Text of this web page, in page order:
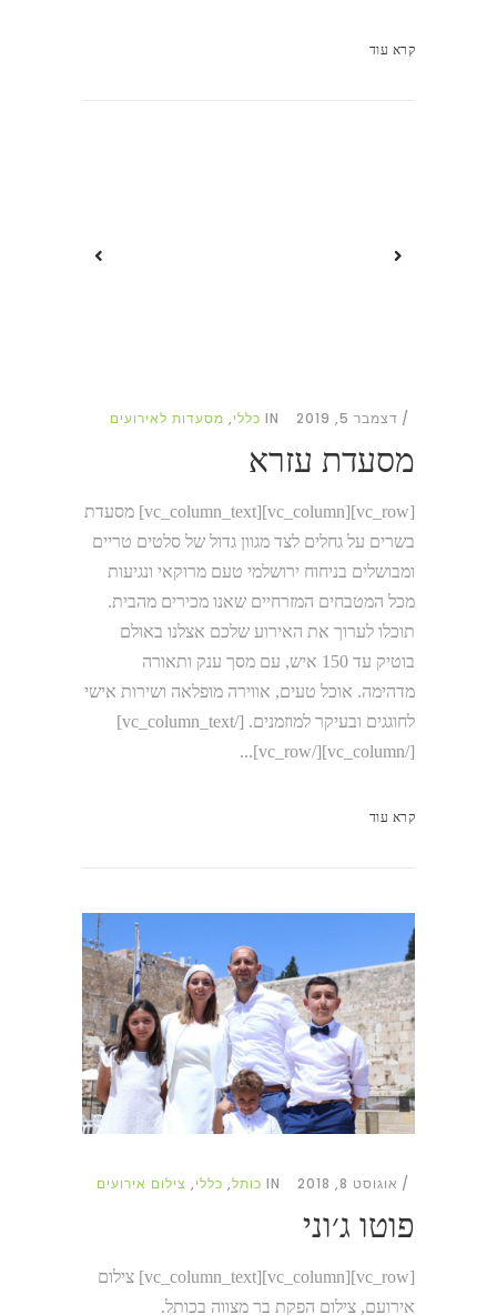
קרא עוד
דצמבר 5, 2019 IN כללי, מסעדות לאירועים
מסעדת עזרא
[vc_row][vc_column][vc_column_text] מסעדת
בשרים על גחלים לצד מגוון גדול של סלטים טריים
ומבושלים בניחוח ירושלמי טעם מרוקאי ונגיעות
מכל המטבחים המזרחיים שאנו מכירים מהבית. ​
תוכלו לערוך את האירוע שלכם אצלנו באולם
בוטיק עד 150 איש, עם מסך ענק ותאורה
מדהימה. אוכל טעים, אווירה מופלאה ושירות אישי
לחוגגים ובעיקר למוזמנים. [/vc_column_text]
[/vc_column][/vc_row]...
קרא עוד
אוגוסט 8, 2018 IN כותל, כללי, צילום אירועים
פוטו ג׳וני
[vc_row][vc_column][vc_column_text] צילום
אירועם, צילום הפקת בר מצווה בכותל.